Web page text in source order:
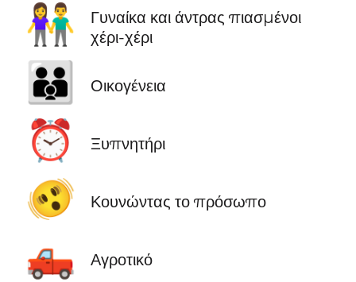
👫
Γυναίκα και άντρας πιασμένοι
χέρι-χέρι
👪 Οικογένεια
⏰ Ξυπνητήρι
🫨 Κουνώντας το πρόσωπο
🛻 Αγροτικό